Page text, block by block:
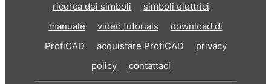
ricerca dei simboli
simboli elettrici
manuale
video tutorials
download di
ProfiCAD
acquistare ProfiCAD
privacy
policy
contattaci